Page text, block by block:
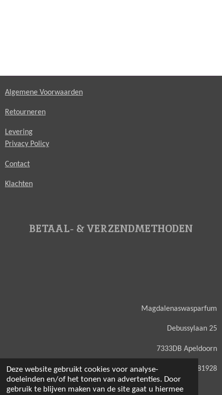
Deze website gebruikt cookies voor analyse-
doeleinden en/of het tonen van advertenties. Door
gebruik te blijven maken van de site gaat u hiermee
Algemene Voorwaarden
Retourneren
Levering
Privacy Policy
Contact
Klachten
BETAAL- & VERZENDMETHODEN
Magdalenaswasparfum
Debussylaan 25
7333DB Apeldoorn
KVK: 71581928